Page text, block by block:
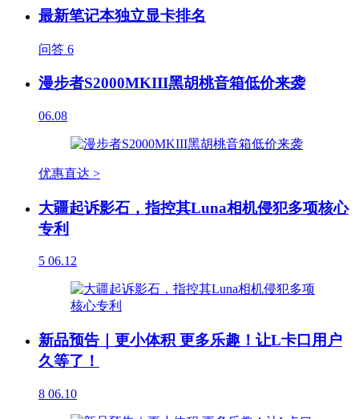
最新笔记本独立显卡排名
问答 6
漫步者S2000MKIII黑胡桃音箱低价来袭
06.08
优惠直达 >
大疆起诉影石，指控其Luna相机侵犯多项核心
专利
5 06.12
新品预告｜更小体积 更多乐趣！让L卡口用户
久等了！
8 06.10